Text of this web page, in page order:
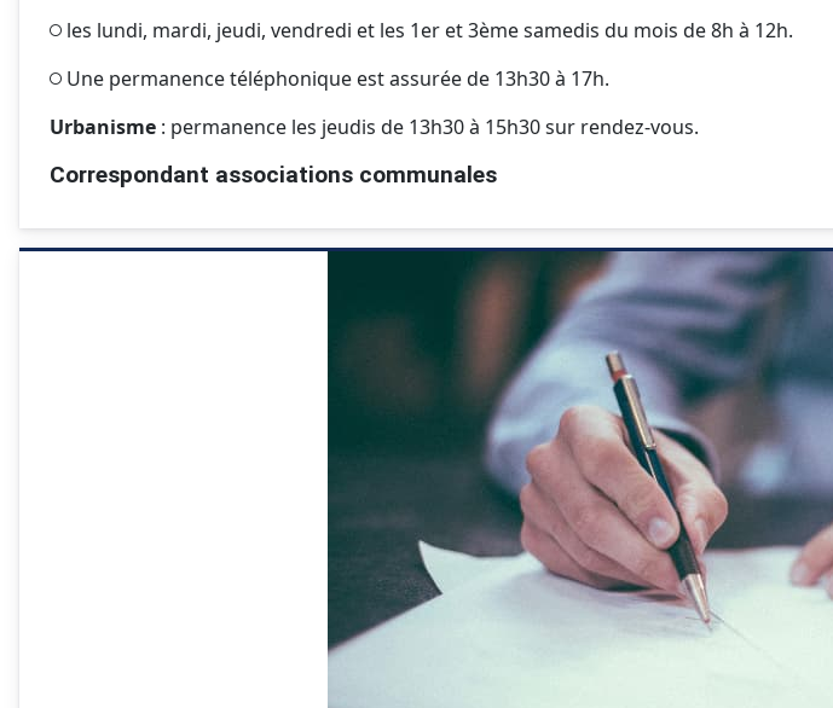
les lundi, mardi, jeudi, vendredi et les 1er et 3ème samedis du mois de 8h à 12h.
Une permanence téléphonique est assurée de 13h30 à 17h.
Urbanisme : permanence les jeudis de 13h30 à 15h30 sur rendez-vous.
Correspondant associations communales